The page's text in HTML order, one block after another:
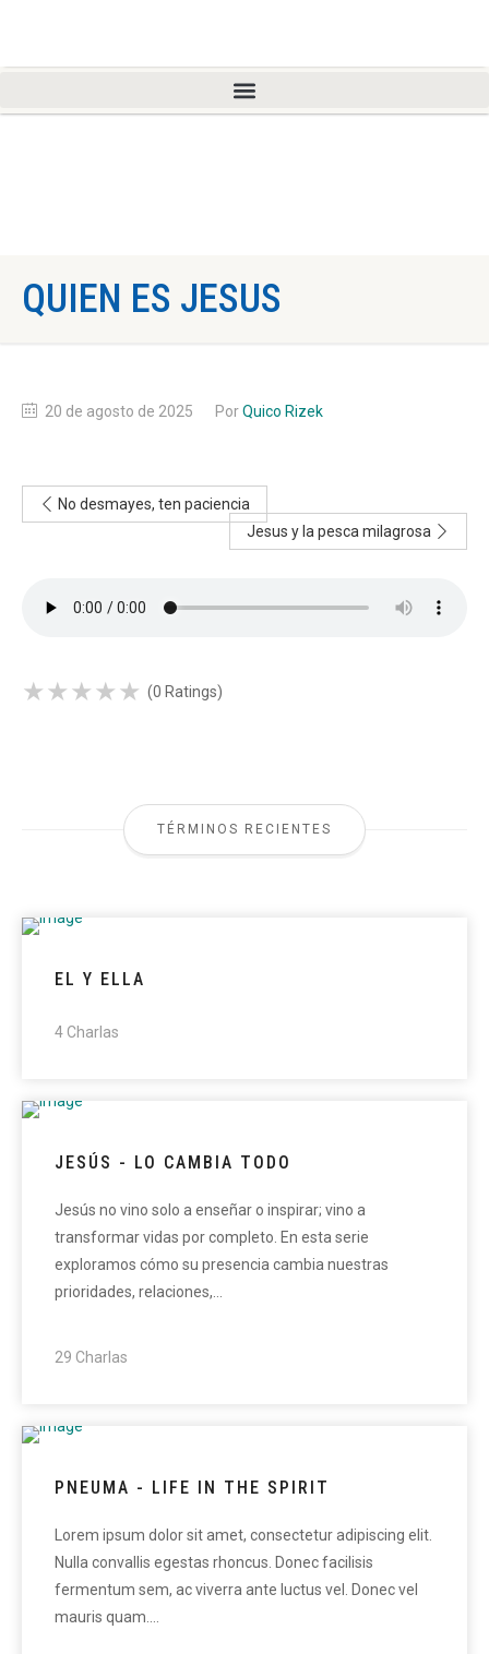
QUIEN ES JESUS
20 de agosto de 2025 PorQuico Rizek
No desmayes, ten paciencia
Jesus y la pesca milagrosa
★★★★★
★★★★★ (0 Ratings)
TÉRMINOS RECIENTES
EL Y ELLA
4 Charlas
JESÚS - LO CAMBIA TODO
Jesús no vino solo a enseñar o inspirar; vino a
transformar vidas por completo. En esta serie
exploramos cómo su presencia cambia nuestras
prioridades, relaciones,…
29 Charlas
PNEUMA - LIFE IN THE SPIRIT
Lorem ipsum dolor sit amet, consectetur adipiscing elit.
Nulla convallis egestas rhoncus. Donec facilisis
fermentum sem, ac viverra ante luctus vel. Donec vel
mauris quam.…